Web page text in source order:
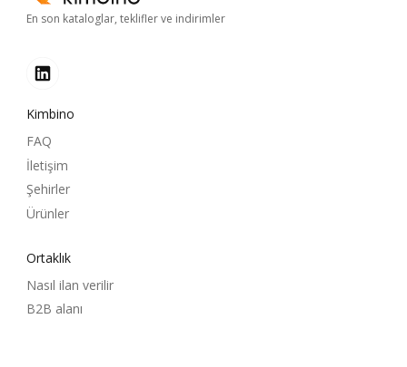
En son kataloglar, teklifler ve indirimler
Kimbino
FAQ
İletişim
Şehirler
Ürünler
Ortaklık
Nasıl ilan verilir
B2B alanı